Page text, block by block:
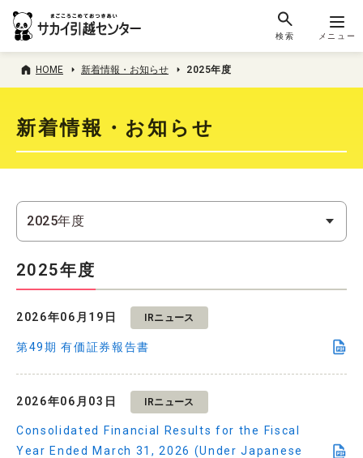
検索 メニュー
HOME 新着情報・お知らせ 2025年度
新着情報・お知らせ
2025年度
2026年06月19日 IRニュース
第49期 有価証券報告書
2026年06月03日 IRニュース
Consolidated Financial Results for the Fiscal
Year Ended March 31, 2026 (Under Japanese